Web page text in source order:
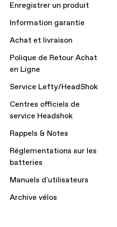
Enregistrer un produit
Information garantie
Achat et livraison
Polique de Retour Achat
en Ligne
Service Lefty/HeadShok
Centres officiels de
service Headshok
Rappels & Notes
Réglementations sur les
batteries
Manuels d'utilisateurs
Archive vélos